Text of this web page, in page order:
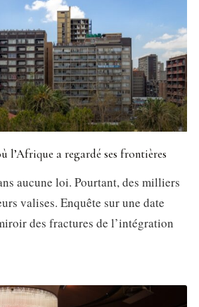
l’Afrique a regardé ses frontières
aucune loi. Pourtant, des milliers
valises. Enquête sur une date
des fractures de l’intégration